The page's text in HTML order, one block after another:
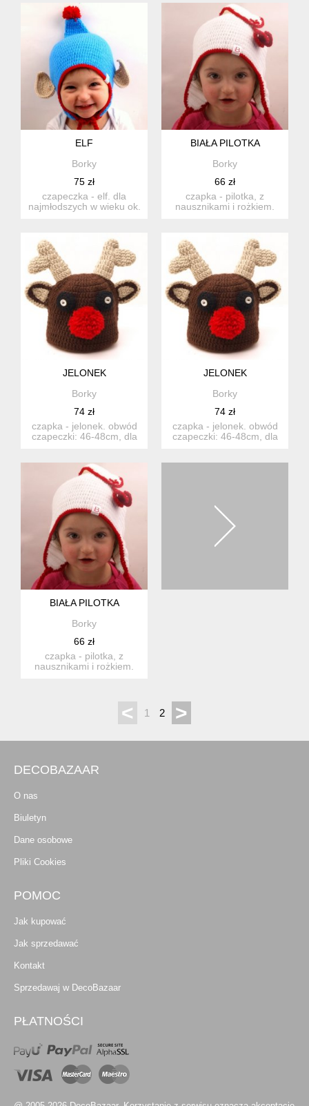
ELF
Borky
75 zł
czapeczka - elf. dla
najmłodszych w wieku ok.
BIAŁA PILOTKA
Borky
66 zł
czapka - pilotka, z
nausznikami i rożkiem.
JELONEK
Borky
74 zł
czapka - jelonek. obwód
czapeczki: 46-48cm, dla
JELONEK
Borky
74 zł
czapka - jelonek. obwód
czapeczki: 46-48cm, dla
BIAŁA PILOTKA
Borky
66 zł
czapka - pilotka, z
nausznikami i rożkiem.
< 1 2 >
DECOBAZAAR
O nas
Biuletyn
Dane osobowe
Pliki Cookies
POMOC
Jak kupować
Jak sprzedawać
Kontakt
Sprzedawaj w DecoBazaar
PŁATNOŚCI